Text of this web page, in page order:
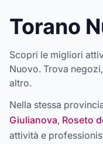
Torano
Scopri le migliori
Nuovo. Trova
altro.
Nella stessa
Giulianova, Roseto
attività e